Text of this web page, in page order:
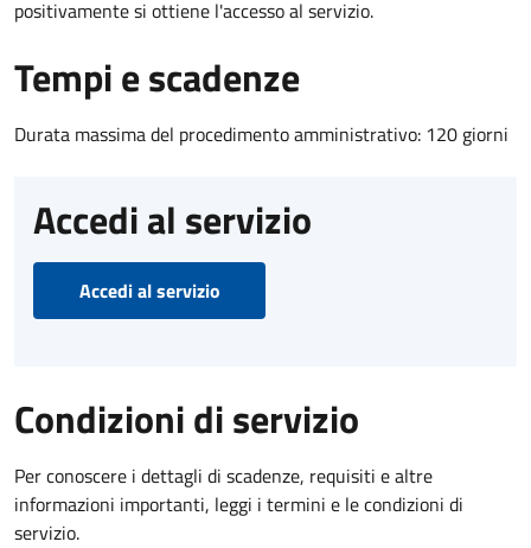
positivamente si ottiene l'accesso al servizio.
Tempi e scadenze
Durata massima del procedimento amministrativo: 120 giorni
Accedi al servizio
Accedi al servizio
Condizioni di servizio
Per conoscere i dettagli di scadenze, requisiti e altre
informazioni importanti, leggi i termini e le condizioni di
servizio.